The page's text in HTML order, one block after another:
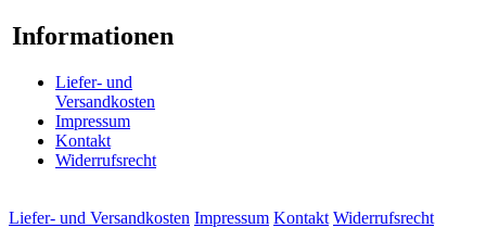
Informationen
Liefer- und
Versandkosten
Impressum
Kontakt
Widerrufsrecht
Liefer- und Versandkosten Impressum Kontakt Widerrufsrecht